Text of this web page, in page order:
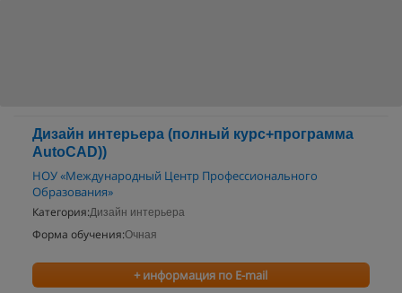
Дизайн интерьера (полный курс+программа
AutoCAD))
НОУ «Международный Центр Профессионального
Образования»
Категория:Дизайн интерьера
Форма обучения:Очная
+ информация по E-mail